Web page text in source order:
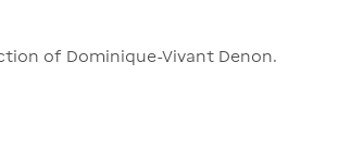
of Dominique-Vivant Denon.